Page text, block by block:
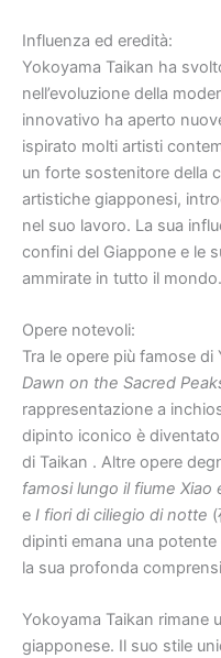
Influenza ed eredità:
Yokoyama Taikan ha
nell’evoluzione della
innovativo ha aperto
ispirato molti artisti
un forte sostenitore della
artistiche giapponesi,
nel suo lavoro. La sua
confini del Giappone e le
ammirate in tutto il mondo.
Opere notevoli:
Tra le opere più famose di
Dawn on the Sacred
rappresentazione a
dipinto iconico è
di Taikan . Altre opere
famosi lungo il fiume Xiao
e I fiori di ciliegio di notte
dipinti emana una
la sua profonda
Yokoyama Taikan rimane
giapponese. Il suo stile